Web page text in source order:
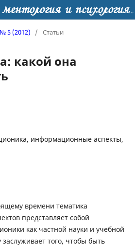
Соционика, ментология и психология личности
№ 5 (2012) / Статьи
какой она
информационные аспекты,
времени тематика
представляет собой
как частной науки и учебной
того, чтобы быть